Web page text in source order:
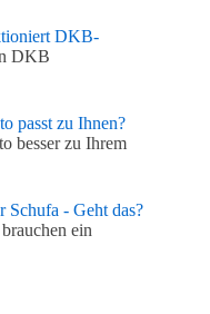
DKB-
DKB
passt zu Ihnen?
besser zu Ihrem
Schufa - Geht das?
ein